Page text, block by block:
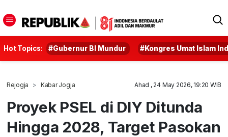
Hot Topics: #Gubernur BI Mundur #Kongres Umat Islam
Rejogja Kabar Jogja Ahad , 24 May 2026, 19:20 WIB
Proyek PSEL di DIY Ditunda
Hingga 2028, Target Pasokan